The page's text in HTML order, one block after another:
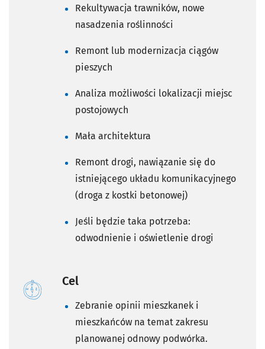
Rekultywacja trawników, nowe
nasadzenia roślinności
Remont lub modernizacja ciągów
pieszych
Analiza możliwości lokalizacji miejsc
postojowych
Mała architektura
Remont drogi, nawiązanie się do
istniejącego układu komunikacyjnego
(droga z kostki betonowej)
Jeśli będzie taka potrzeba:
odwodnienie i oświetlenie drogi
Cel
Zebranie opinii mieszkanek i
mieszkańców na temat zakresu
planowanej odnowy podwórka.